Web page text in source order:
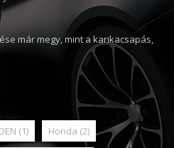
már megy, mint a karikacsapás,
(1) Honda (2)